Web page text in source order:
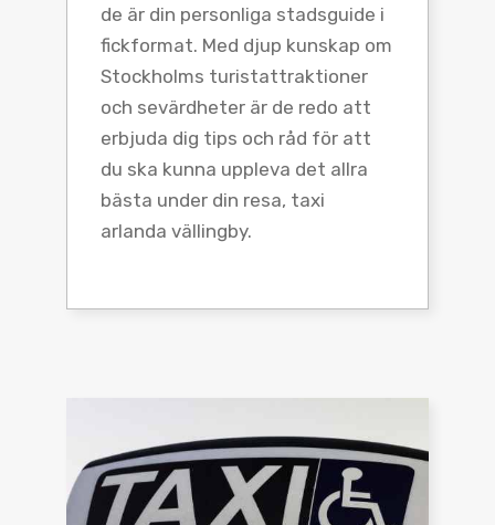
de är din personliga stadsguide i
fickformat. Med djup kunskap om
Stockholms turistattraktioner
och sevärdheter är de redo att
erbjuda dig tips och råd för att
du ska kunna uppleva det allra
bästa under din resa, taxi
arlanda vällingby.